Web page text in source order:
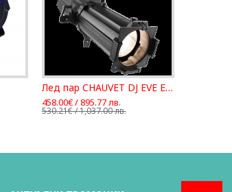
Лед пар CHAUVET DJ EVE E-50Z
458.00€ / 895.77 лв.
530.21€ / 1,037.00 лв.